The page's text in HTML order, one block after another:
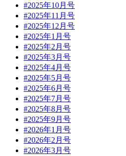
#2025年10月号
#2025年11月号
#2025年12月号
#2025年1月号
#2025年2月号
#2025年3月号
#2025年4月号
#2025年5月号
#2025年6月号
#2025年7月号
#2025年8月号
#2025年9月号
#2026年1月号
#2026年2月号
#2026年3月号